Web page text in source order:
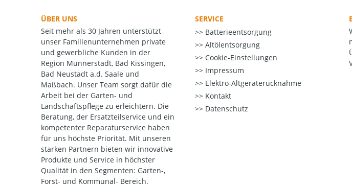
ÜBER UNS
Seit mehr als 30 Jahren unterstützt
unser Familienunternehmen private
und gewerbliche Kunden in der
Region Münnerstadt, Bad Kissingen,
Bad Neustadt a.d. Saale und
Maßbach. Unser Team sorgt dafür die
Arbeit bei der Garten- und
Landschaftspflege zu erleichtern. Die
Beratung, der Ersatzteilservice und ein
kompetenter Reparaturservice haben
für uns höchste Priorität. Mit unseren
starken Partnern bieten wir innovative
Produkte und Service in höchster
Qualität in den Segmenten: Garten-,
Forst- und Kommunal- Bereich.
SERVICE
Batterieentsorgung
Altölentsorgung
Cookie-Einstellungen
Impressum
Elektro-Altgeräterücknahme
Kontakt
Datenschutz